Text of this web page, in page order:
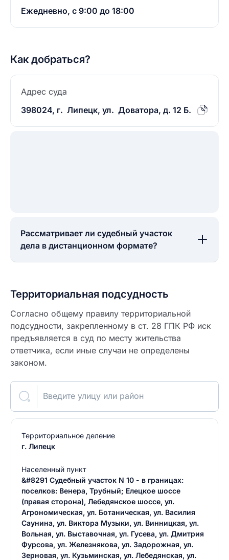
Ежедневно, с 9:00 до 18:00
Как добраться?
Адрес суда
398024, г. Липецк, ул. Доватора, д. 12 Б.
Рассматривает ли судебный участок
дела в дистанционном формате?
Территориальная подсудность
Согласно общему правилу территориальной
подсудности, закрепленному в ст. 28 ГПК РФ иск
предъявляется в суд по месту жительства
ответчика, если иные случаи не определены
законом.
Введите улицу или район
Территориальное деление
г. Липецк
Населенный пункт
&#8291 Судебный участок N 10 - в границах:
поселков: Венера, Трубный; Елецкое шоссе
(правая сторона), Лебедянское шоссе, ул.
Агрономическая, ул. Ботаническая, ул. Василия
Саунина, ул. Виктора Музыки, ул. Винницкая, ул.
Вольная, ул. Выставочная, ул. Гусева, ул. Дмитрия
Фурсова, ул. Железнякова, ул. Задорожная, ул.
Зерновая, ул. Кузьминская, ул. Лебедянская, ул.